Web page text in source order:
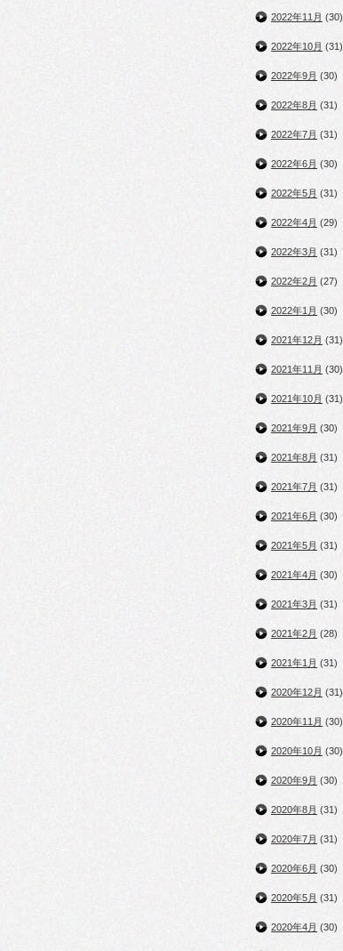
2022年11月 (30)
2022年10月 (31)
2022年9月 (30)
2022年8月 (31)
2022年7月 (31)
2022年6月 (30)
2022年5月 (31)
2022年4月 (29)
2022年3月 (31)
2022年2月 (27)
2022年1月 (30)
2021年12月 (31)
2021年11月 (30)
2021年10月 (31)
2021年9月 (30)
2021年8月 (31)
2021年7月 (31)
2021年6月 (30)
2021年5月 (31)
2021年4月 (30)
2021年3月 (31)
2021年2月 (28)
2021年1月 (31)
2020年12月 (31)
2020年11月 (30)
2020年10月 (30)
2020年9月 (30)
2020年8月 (31)
2020年7月 (31)
2020年6月 (30)
2020年5月 (31)
2020年4月 (30)